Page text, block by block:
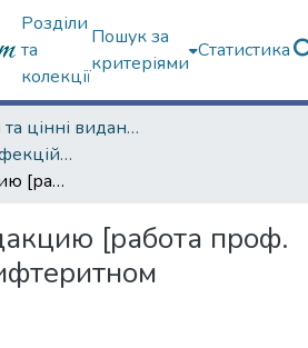
Розділи
та
колекції
Пошук за
критеріями
Статистика
9. Рідкісні та цінні видання
<B>Боротьба з інфекційними хворобами</B>
Письмо в редакцию [работа проф. Крылова о дифтеритном паразите]
[работа проф.